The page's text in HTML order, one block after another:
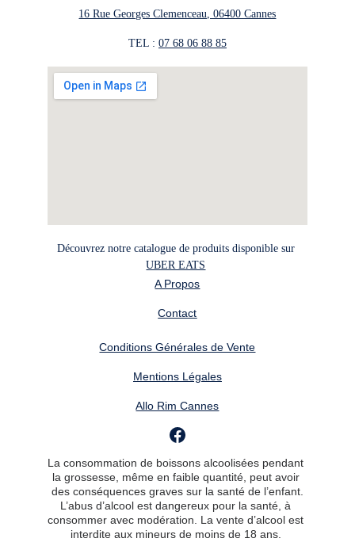
Contact
A Propos
La consommation de boissons alcoolisées pendant
la grossesse, même en faible quantité, peut avoir
des conséquences graves sur la santé de l’enfant.
L’abus d’alcool est dangereux pour la santé, à
consommer avec modération. La vente d’alcool est
interdite aux mineurs de moins de 18 ans.
Conditions Générales de Vente
Mentions Légales
Allo Rim Cannes
Découvrez notre catalogue de produits disponible sur
UBER EATS
16 Rue Georges Clemenceau, 06400 Cannes
TEL : 07 68 06 88 85